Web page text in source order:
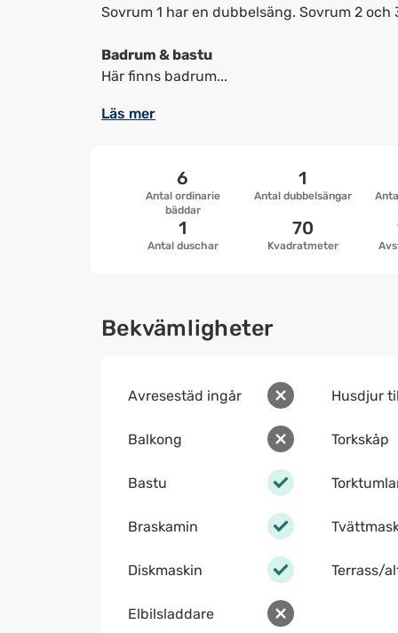
Sovrum 1 har en dubbelsäng. Sovrum 2
Badrum & bastu
Här finns badrum...
Läs mer
Antal ordinarie
bäddar
6
Antal dubbelsängar
1
Antal duschar
1
Kvadratmeter
70
Bekvämligheter
Avresestäd ingår
Balkong
Bastu
Braskamin
Diskmaskin
Elbilsladdare
Husdjur
Torkskåp
Terrass/